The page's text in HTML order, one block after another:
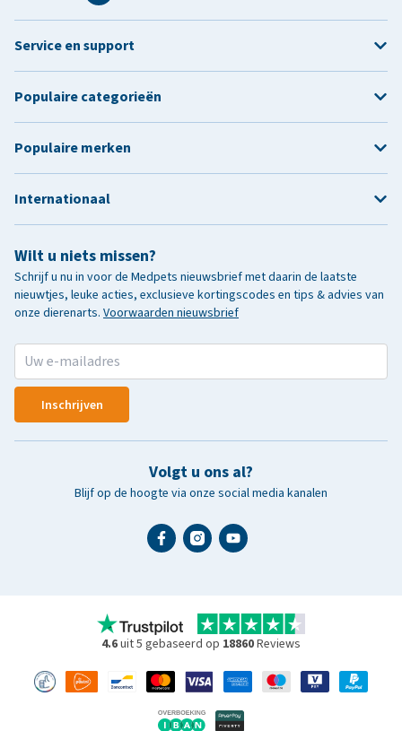
Wilt u niets missen?
Schrijf u nu in voor de Medpets nieuwsbrief met daarin de laatste
nieuwtjes, leuke acties, exclusieve kortingscodes en tips & advies van
onze dierenarts. Voorwaarden nieuwsbrief
Inschrijven
Volgt u ons al?
Blijf op de hoogte via onze social media kanalen
Service en support
Populaire categorieën
Populaire merken
Internationaal
4.6uit 5 gebaseerd op 18860Reviews